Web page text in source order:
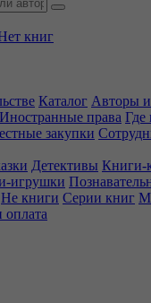
книг
Каталог Авторы
права Где
закупки
Детективы Книги-
игрушки
Не книги Серии книг
оплата